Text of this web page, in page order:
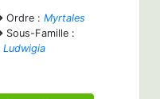
Ordre : Myrtales
Sous-Famille :
Ludwigia